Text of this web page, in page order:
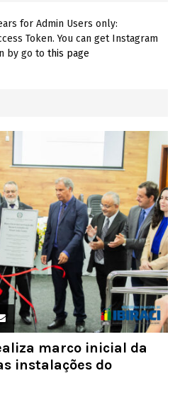
for Admin Users only:
Token. You can get Instagram
by go to this page
marco inicial da
instalações do